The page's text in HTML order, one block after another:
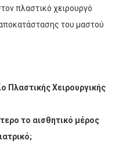
πλαστικό χειρουργό
του μαστού
το αισθητικό μέρος